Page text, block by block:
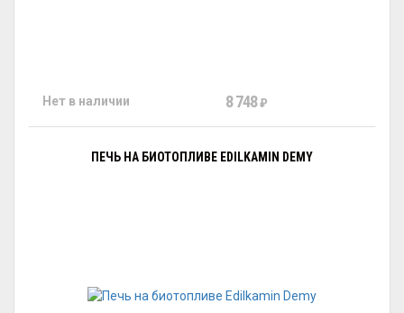
Нет в наличии 8 748₽
ПЕЧЬ НА БИОТОПЛИВЕ EDILKAMIN DEMY